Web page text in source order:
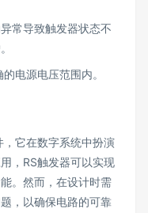
常导致触发器状态不
电源电压范围内。
，它在数字系统中扮演
，RS触发器可以实现
。然而，在设计时需
，以确保电路的可靠